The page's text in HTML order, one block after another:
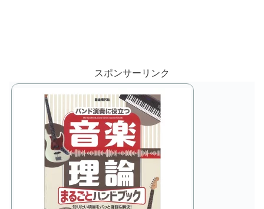
スポンサーリンク